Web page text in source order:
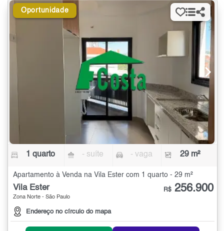
Oportunidade
1 quarto - suíte - vaga 29 m²
Apartamento à Venda na Vila Ester com 1 quarto - 29 m²
Vila Ester
Zona Norte - São Paulo
Endereço no círculo do mapa
R$ 256.900